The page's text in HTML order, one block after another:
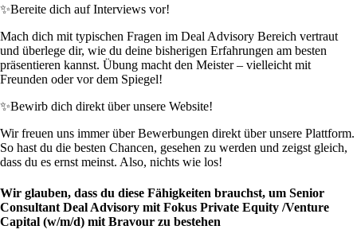
✨Bereite dich auf Interviews vor!
Mach dich mit typischen Fragen im Deal Advisory Bereich vertraut
und überlege dir, wie du deine bisherigen Erfahrungen am besten
präsentieren kannst. Übung macht den Meister – vielleicht mit
Freunden oder vor dem Spiegel!
✨Bewirb dich direkt über unsere Website!
Wir freuen uns immer über Bewerbungen direkt über unsere Plattform.
So hast du die besten Chancen, gesehen zu werden und zeigst gleich,
dass du es ernst meinst. Also, nichts wie los!
Wir glauben, dass du diese Fähigkeiten brauchst, um Senior
Consultant Deal Advisory mit Fokus Private Equity /Venture
Capital (w/m/d) mit Bravour zu bestehen